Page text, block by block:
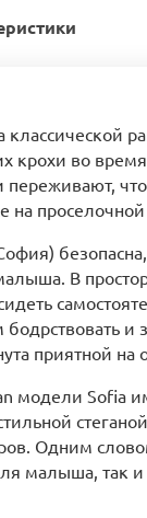
классической
во время
на
В
приятной
модели Sofia
Одним
малыша, так